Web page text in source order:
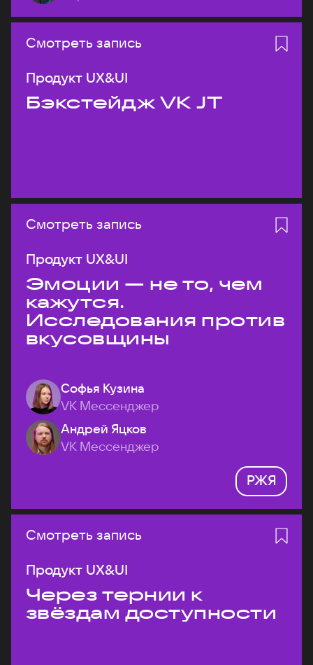
Смотреть запись
Продукт UX&UI
Бэкстейдж VK JT
Смотреть запись
Продукт UX&UI
Эмоции — не то, чем
кажутся.
Исследования против
вкусовщины
Софья Кузина
VK Мессенджер
Андрей Яцков
VK Мессенджер
РЖЯ
Смотреть запись
Продукт UX&UI
Через тернии к
звёздам доступности